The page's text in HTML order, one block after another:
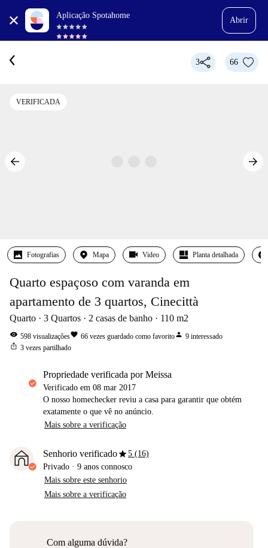
Aplicação Spotahome
Abrir
3 66
VERIFICADA
Fotografias Mapa Video Planta detalhada
Quarto espaçoso com varanda em
apartamento de 3 quartos, Cinecittà
Quarto 3 Quartos 2 casas de banho 110 m2
visibility 598 visualizaçõesfavorite 66 vezes guardado como favoritoperson 9 interessado
ios_share 3 vezes partilhado
propriedade verificada por Meissa
Verificado em 08 mar 2017
O nosso homechecker reviu a casa para garantir que obtém
exatamente o que vê no anúncio.
Mais sobre a verificação
Senhorio verificadostar5 (16)
Privado · 9 anos connosco
Mais sobre este senhorio
Mais sobre a verificação
Com alguma dúvida?